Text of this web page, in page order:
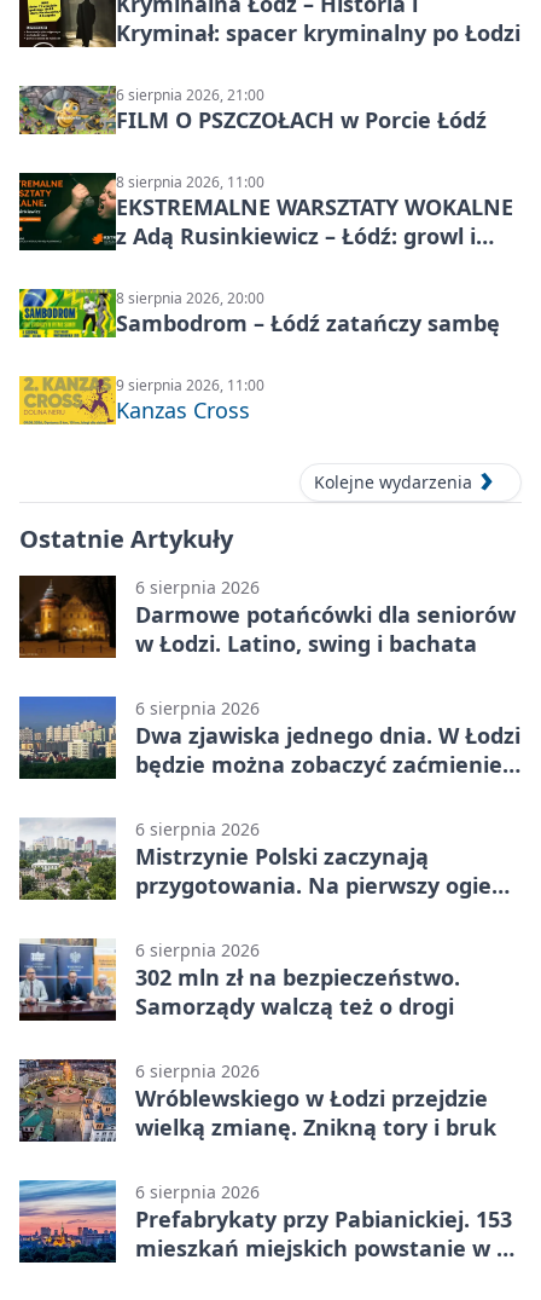
Kryminał: spacer kryminalny po Łodzi
6 sierpnia 2026, 21:00
FILM O PSZCZOŁACH w Porcie Łódź
8 sierpnia 2026, 11:00
EKSTREMALNE WARSZTATY WOKALNE
z Adą Rusinkiewicz – Łódź: growl i
8 sierpnia 2026, 20:00
Sambodrom – Łódź zatańczy sambę
9 sierpnia 2026, 11:00
Kanzas Cross
Kolejne wydarzenia
Ostatnie Artykuły
6 sierpnia 2026
Darmowe potańcówki dla seniorów
w Łodzi. Latino, swing i bachata
6 sierpnia 2026
Dwa zjawiska jednego dnia. W Łodzi
będzie można zobaczyć zaćmienie i
6 sierpnia 2026
Mistrzynie Polski zaczynają
przygotowania. Na pierwszy ogień
6 sierpnia 2026
302 mln zł na bezpieczeństwo.
Samorządy walczą też o drogi
6 sierpnia 2026
Wróblewskiego w Łodzi przejdzie
wielką zmianę. Znikną tory i bruk
6 sierpnia 2026
Prefabrykaty przy Pabianickiej. 153
mieszkań miejskich powstanie w 15